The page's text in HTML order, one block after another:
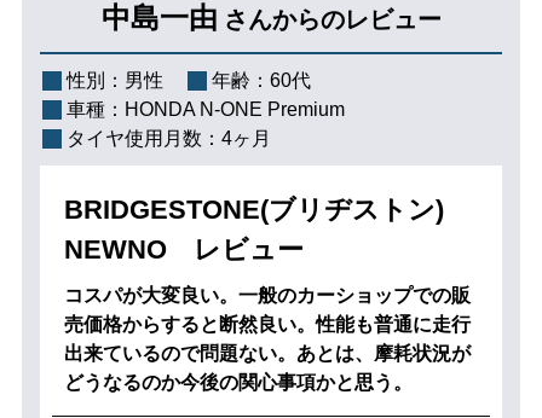
中島一由 さんからのレビュー
性別： 男性 年齢： 60代
車種： HONDA N-ONE Premium
タイヤ使用月数： 4ヶ月
BRIDGESTONE(ブリヂストン)
NEWNO レビュー
コスパが大変良い。一般のカーショップでの販
売価格からすると断然良い。性能も普通に走行
出来ているので問題ない。あとは、摩耗状況が
どうなるのか今後の関心事項かと思う。